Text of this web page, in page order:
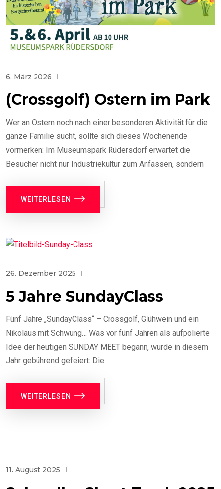
6. März 2026
(Crossgolf) Ostern im Park
Wer an Ostern noch nach einer besonderen Aktivität für die
ganze Familie sucht, sollte sich dieses Wochenende
vormerken: Im Museumspark Rüdersdorf erwartet die
Besucher nicht nur Industriekultur zum Anfassen, sondern
WEITERLESEN
26. Dezember 2025
5 Jahre SundayClass
Fünf Jahre „SundayClass“ – Crossgolf, Glühwein und ein
Nikolaus mit Schwung… Was vor fünf Jahren als aufpolierte
Idee der heutigen SUNDAY MEET begann, wurde in diesem
Jahr gebührend gefeiert: Die
WEITERLESEN
11. August 2025